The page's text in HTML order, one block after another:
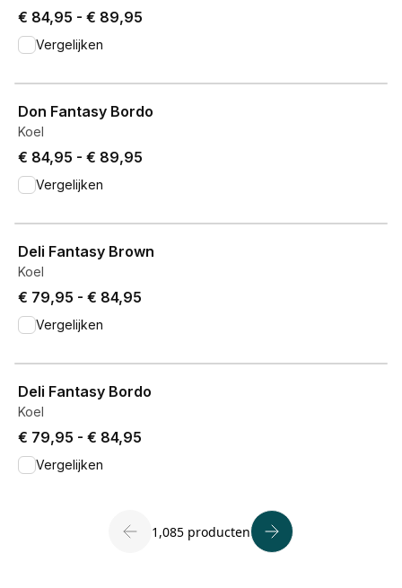
Price from € 84,95 to € 89,95.
€ 84,95 - € 89,95
Vergelijken
Don Fantasy Bordo
Koel
Price from € 84,95 to € 89,95.
€ 84,95 - € 89,95
Vergelijken
Deli Fantasy Brown
Koel
Price from € 79,95 to € 84,95.
€ 79,95 - € 84,95
Vergelijken
Deli Fantasy Bordo
Koel
Price from € 79,95 to € 84,95.
€ 79,95 - € 84,95
Vergelijken
1,085 producten